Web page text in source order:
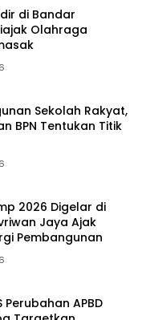
di Bandar
Olahraga
Sekolah Rakyat,
BPN Tentukan Titik
2026 Digelar di
Jaya Ajak
Pembangunan
Perubahan APBD